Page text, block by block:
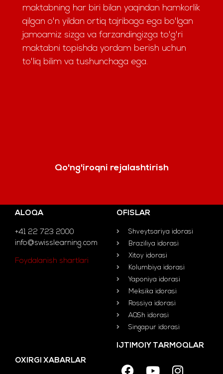
maktabning har biri bilan yaqindan hamkorlik
qilgan o'n yildan ortiq tajribaga ega bo'lgan
jamoamiz sizga va farzandingizga to'g'ri
maktabni topishda yordam berish uchun
to'liq bilim va tushunchaga ega.
Qo'ng'iroqni rejalashtirish
ALOQA
+41 22 723 2000
info@swisslearning.com
Foydalanish shartlari
OFISLAR
Shveytsariya idorasi
Braziliya idorasi
Xitoy idorasi
Kolumbiya idorasi
Yaponiya idorasi
Meksika idorasi
Rossiya idorasi
AQSh idorasi
Singapur idorasi
OXIRGI XABARLAR
IJTIMOIY TARMOQLAR